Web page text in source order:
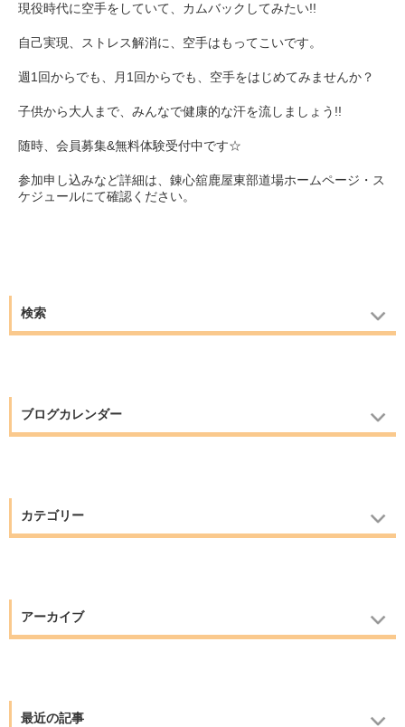
現役時代に空手をしていて、カムバックしてみたい!!
自己実現、ストレス解消に、空手はもってこいです。
週1回からでも、月1回からでも、空手をはじめてみませんか？
子供から大人まで、みんなで健康的な汗を流しましょう!!
随時、会員募集&無料体験受付中です☆
参加申し込みなど詳細は、錬心舘鹿屋東部道場ホームページ・ス
ケジュールにて確認ください。
検索
ブログカレンダー
カテゴリー
アーカイブ
最近の記事